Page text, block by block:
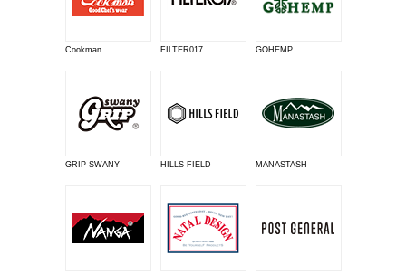
Cookman FILTER017 GOHEMP
GRIP SWANY HILLS FIELD MANASTASH